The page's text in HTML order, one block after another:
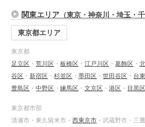
関東エリア （東京・神奈川・埼玉・
東京都エリア
東京都
足立区 ・荒川区 ・板橋区 ・江戸川区 ・葛飾区 ・
谷区 ・ 新宿区 ・杉並区 ・墨田区 ・世田谷区 ・ 台
豊島区 ・中野区 ・練馬区 ・文京区 ・港区 ・ 目黒区
東京都市部
清瀬市・東久留米市・西東京市 ・武蔵野市・三